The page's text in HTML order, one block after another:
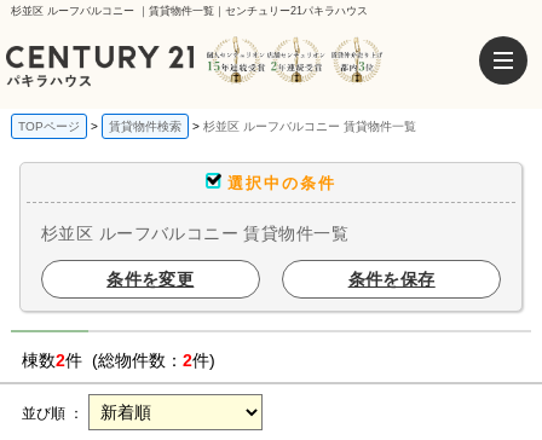
杉並区 ルーフバルコニー ｜賃貸物件一覧｜センチュリー21パキラハウス
TOPページ 賃貸物件検索 杉並区 ルーフバルコニー 賃貸物件一覧
選択中の条件
杉並区 ルーフバルコニー 賃貸物件一覧
条件を変更 条件を保存
棟数2件 (総物件数： 2件)
並び順 ：